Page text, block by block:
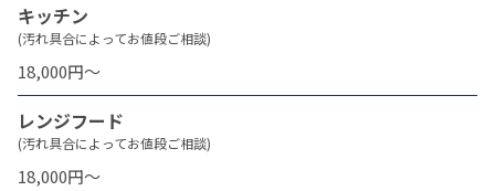
キッチン
(汚れ具合によってお値段ご相談)
18,000円〜
レンジフード
(汚れ具合によってお値段ご相談)
18,000円〜